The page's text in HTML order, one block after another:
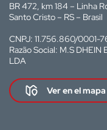
BR 472, km 184 – Linha
Santo Cristo – RS – Brasil
CNPJ: 11.756.860/0001-
Razão Social: M.S DHEIN
LDA
Ver en el mapa